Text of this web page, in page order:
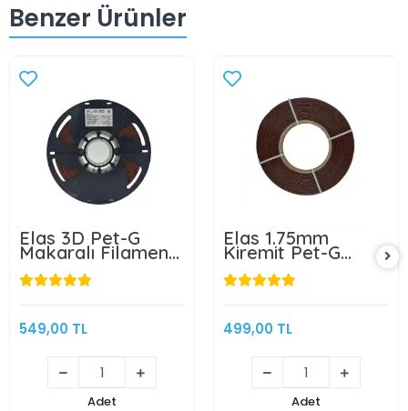
Benzer Ürünler
Elas 1.75mm
Kiremit Pet-G
Makarasız
Filament 1KG
499,00 TL
Adet
Filamix Petg
Sparkling Filament
-Simli Siyah
757,83 TL
Adet